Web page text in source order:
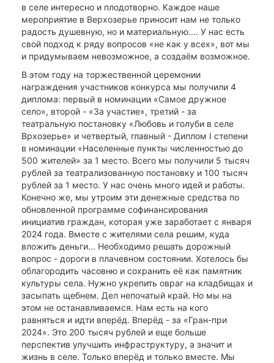
в селе интересно и плодотворно. Каждое наше
мероприятие в Верхозерье приносит нам не только
радость душевную, но и материальную.... У нас есть
свой подход к ряду вопросов «не как у всех», вот мы
и придумываем невозможное, а создаём возможное.
В этом году на торжественной церемонии
награждения участников конкурса мы получили 4
диплома: первый в номинации «Самое дружное
село», второй - «За участие», третий - за
театральную постановку «Любовь и голуби в селе
Врхозерье» и четвертый, главный - Диплом I степени
в номинации «Населенные пункты численностью до
500 жителей» за 1 место. Всего мы получили 5 тысяч
рублей за театрализованную постановку и 100 тысяч
рублей за 1 место. У нас очень много идей и работы.
Конечно же, мы утроим эти денежные средства по
обновленной программе софинансирования
инициатив граждан, которая уже заработает с января
2024 года. Вместе с жителями села решим, куда
вложить деньги... Необходимо решать дорожный
вопрос - дороги в плачевном состоянии. Хотелось бы
облагородить часовню и сохранить её как памятник
культуры села. Нужно укрепить овраг на кладбищах и
засыпать щебнем. Дел непочатый край. Но мы на
этом не останавливаемся. Нам есть на кого
равняться и идти вперёд. Вперёд - за «Гран-при
2024». Это 200 тысяч рублей и еще больше
перспектив улучшить инфраструктуру, а значит и
жизнь в селе. Только вперёд и только вместе. Мы